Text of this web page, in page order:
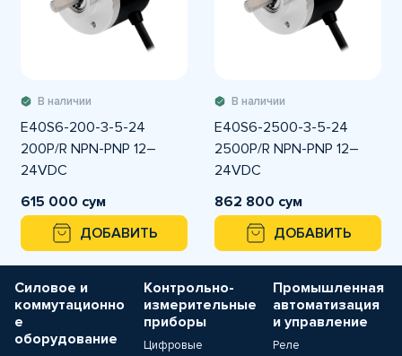
В наличии
E40S6-200-3-5-24
200P/R NPN-PNP 12–
24VDC
Инкрементальный
энкодер Autonics
615 000 сум
ДОБАВИТЬ
В наличии
E40S6-2500-3-5-24
2500P/R NPN-PNP 12–
24VDC
Инкрементальный
энкодер Autonics
862 800 сум
ДОБАВИТЬ
Силовое и
коммутационно
е
оборудование
Контрольно-
измерительные
приборы
Цифровые
Промышленная
автоматизация
и управление
Реле